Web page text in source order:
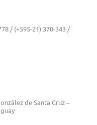
/ (+595-21) 370-343 /
de Santa Cruz –